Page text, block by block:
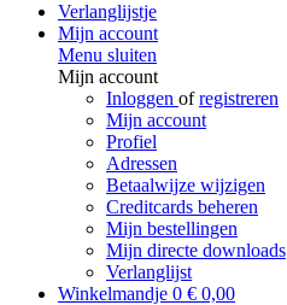
Verlanglijstje
Mijn account
Menu sluiten
Mijn account
Inloggen ofregistreren
Mijn account
Profiel
Adressen
Betaalwijze wijzigen
Creditcards beheren
Mijn bestellingen
Mijn directe downloads
Verlanglijst
Winkelmandje 0 € 0,00